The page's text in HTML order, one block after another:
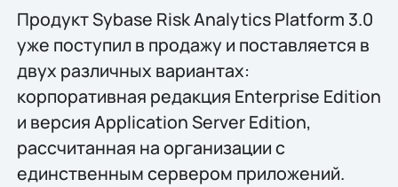
Продукт Sybase Risk Analytics Platform 3.0
уже поступил в продажу и поставляется в
двух различных вариантах:
корпоративная редакция Enterprise Edition
и версия Application Server Edition,
рассчитанная на организации с
единственным сервером приложений.